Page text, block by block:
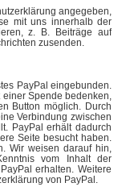
angegeben,
mit uns innerhalb der
z. B. Beiträge auf
zusenden.
PayPal eingebunden.
Spende bedenken,
Button möglich. Durch
Verbindung zwischen
PayPal erhält dadurch
Seite besucht haben.
Wir weisen darauf hin,
vom Inhalt der
erhalten. Weitere
von PayPal.